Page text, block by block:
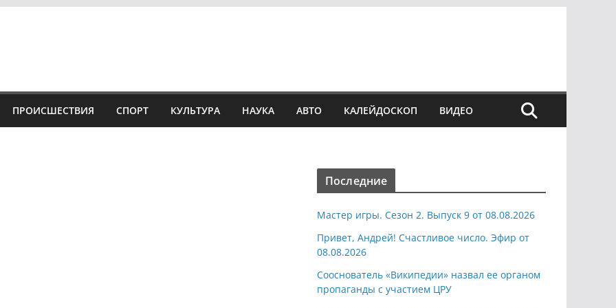
ПРОИСШЕСТВИЯ СПОРТ КУЛЬТУРА НАУКА АВТО КАЛЕЙДОСКОП ВИДЕО
Последние
Мастер игры. Сезон 2. Выпуск 9 от 08.08.2026
Привет, Андрей! Счастливое число. Эфир от
08.08.2026
Сооснователь «Википедии» назвал ее органом
пропаганды с участием ЦРУ